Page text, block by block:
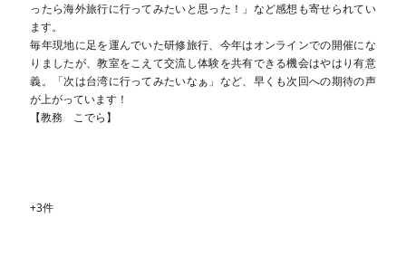
ったら海外旅行に行ってみたいと思った！」など感想も寄せられてい
ます。
毎年現地に足を運んでいた研修旅行、今年はオンラインでの開催にな
りましたが、教室をこえて交流し体験を共有できる機会はやはり有意
義。「次は台湾に行ってみたいなぁ」など、早くも次回への期待の声
が上がっています！
【教務 こでら】
+3件